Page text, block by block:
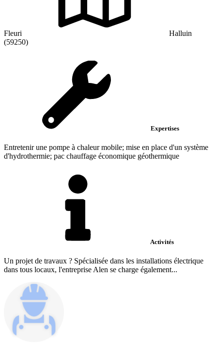
Fleuri
Halluin
(59250)
Expertises
Entretenir une pompe à chaleur mobile; mise en place d'un système
d'hydrothermie; pac chauffage économique géothermique
Activités
Un projet de travaux ? Spécialisée dans les installations électrique
dans tous locaux, l'entreprise Alen se charge également...